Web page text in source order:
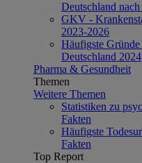
Deutschland
GKV -
2023-2026
Häufigste
Deutschland 2024
Pharma & Gesundheit
Themen
Weitere Themen
Statistiken zu
Fakten
Häufigste
Fakten
Top Report